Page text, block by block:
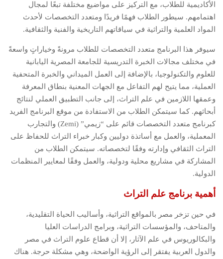
الأكاديمية للطلاب، مع التركيز على مواضيع مختلفة تبعًا لمجال
اهتمامهم. سيطور الطلاب فهمًا فريدًا ومتعدد التخصصات لأحدث
المواد العلمية والتراثية في سياقاتهم التاريخية والفنية والثقافية.
سيوفر هذا البرنامج متعدد التخصصات للطلاب مرونةً وخياراتٍ واسعةً
في مختلف مجالات الخبرة التدريسية للجامعة المصرية اليابانية
للعلوم والتكنولوجيا، بالإضافة إلى العمل الميداني والخبرة المتحفية
العملية، مما يتيح لهم التفاعل مع الجهات المعنية بنطاق المعرفة
وعمقها اللازمين في علم التراث، إلى جانب التطبيق العملي لنتائج
أبحاثهم. كما سيتمكن الطلاب من الاستفادة من موقع البرنامج الفريد
كبرنامج متعدد التخصصات قائم على “زيمي” (Zemi) والتجارب
المعملية، والعمل مع أساتذة دوليين وكبار خبراء التراث للحفاظ على
التراث الثقافي وإدارته وفقًا لتخصصاته. سيتمكن الطلاب من
المشاركة في مشاريع محلية ودولية، والعمل وفقًا لمعايير المنظمات
الدولية.
أهمية برنامج علم التراث
في حين تزخر مصر بالمواقع التراثية، وأساليب الحياة التقليدية،
والمتاحف، والمؤسسات التراثية، وبرامج الدراسات العليا
والبكالوريوس في علم الآثار، إلا أن قطاع علوم التراث في مصر
والدول العربية يفتقر إلى الرؤية الواضحة، وهي مشكلة حرجة. هناك